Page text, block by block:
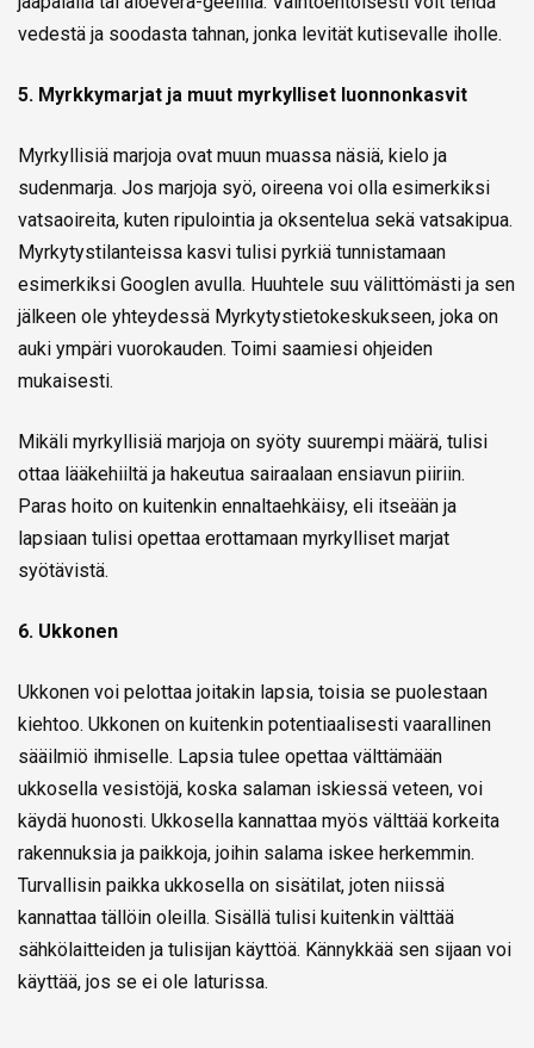
vedestä ja soodasta tahnan, jonka levität kutisevalle iholle.
5. Myrkkymarjat ja muut myrkylliset luonnonkasvit
Myrkyllisiä marjoja ovat muun muassa näsiä, kielo ja
sudenmarja. Jos marjoja syö, oireena voi olla esimerkiksi
vatsaoireita, kuten ripulointia ja oksentelua sekä vatsakipua.
Myrkytystilanteissa kasvi tulisi pyrkiä tunnistamaan
esimerkiksi Googlen avulla. Huuhtele suu välittömästi ja sen
jälkeen ole yhteydessä Myrkytystietokeskukseen, joka on
auki ympäri vuorokauden. Toimi saamiesi ohjeiden
mukaisesti.
Mikäli myrkyllisiä marjoja on syöty suurempi määrä, tulisi
ottaa lääkehiiltä ja hakeutua sairaalaan ensiavun piiriin.
Paras hoito on kuitenkin ennaltaehkäisy, eli itseään ja
lapsiaan tulisi opettaa erottamaan myrkylliset marjat
syötävistä.
6. Ukkonen
Ukkonen voi pelottaa joitakin lapsia, toisia se puolestaan
kiehtoo. Ukkonen on kuitenkin potentiaalisesti vaarallinen
sääilmiö ihmiselle. Lapsia tulee opettaa välttämään
ukkosella vesistöjä, koska salaman iskiessä veteen, voi
käydä huonosti. Ukkosella kannattaa myös välttää korkeita
rakennuksia ja paikkoja, joihin salama iskee herkemmin.
Turvallisin paikka ukkosella on sisätilat, joten niissä
kannattaa tällöin oleilla. Sisällä tulisi kuitenkin välttää
sähkölaitteiden ja tulisijan käyttöä. Kännykkää sen sijaan voi
käyttää, jos se ei ole laturissa.